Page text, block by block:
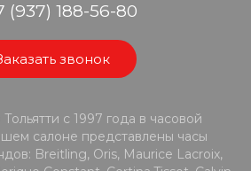
(937) 188-56-80
звонок
с 1997 года в часовой
салоне представлены часы
Breitling, Oris, Maurice Lacroix,